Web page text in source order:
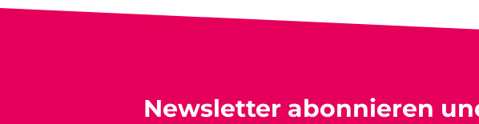
Newsletter abonnieren